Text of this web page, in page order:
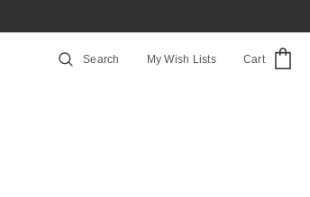
Search My Wish Lists Cart